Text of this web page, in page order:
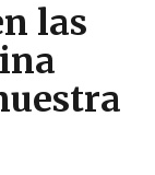
las